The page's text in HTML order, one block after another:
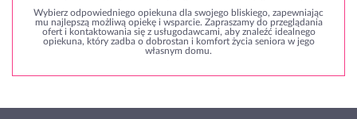
Wybierz odpowiedniego opiekuna dla swojego bliskiego, zapewniając
mu najlepszą możliwą opiekę i wsparcie. Zapraszamy do przeglądania
ofert i kontaktowania się z usługodawcami, aby znaleźć idealnego
opiekuna, który zadba o dobrostan i komfort życia seniora w jego
własnym domu.